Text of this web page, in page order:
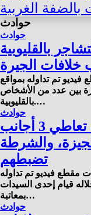
الغربية
حوادث
حوادث
بالقليوبية
خلافات الجيرة
تم تداوله بمواقع
بين عدد من الأشخاص
بالقليوبية.…
حوادث
فيديو صورته محامية يكشف تعاطي 3 أجانب
والشرطة
تضبطهم
مقطع فيديو تم تداوله
قيام إحدى السيدات
بمعاتبة…
حوادث